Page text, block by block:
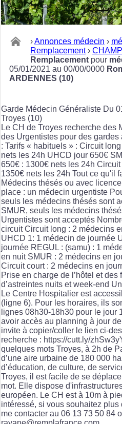
›Annonces médecin ›
Remplacement ›
Remplacement pour
05/01/2021 au 00/00/0000
ARDENNES (10)
Garde Médecin Généraliste Du
Troyes (10)
Le CH de Troyes recherche des
des Urgentistes pour des
: Tarifs « habituels » : Circuit
nets les 24h UHCD jour 650€
650€ : 1300€ nets les 24h
1350€ nets les 24h Tout ce qu'il
Médecins thésés ou avec
place : un médecin urgentiste
seuls les médecins thésés sont
SMUR, seuls les médecins
Urgentistes sont acceptés
circuit Circuit long : 2 médecins
UHCD 1: 1 médecin de journée
journée REGUL : (samu) : 1
en nuit SMUR : 2 médecins en
Circuit court : 2 médecins en
Prise en charge de l’hôtel et
d’astreintes nuits et week-end
Le Centre Hospitalier est
(ligne 6). Pour les horaires, ils
lignes 08h30-18h30 pour le jour
avoir accès au planning à jour
invite à copier/coller le lien ci-
recherche : https://cutt.ly/
quelques mots Troyes, à 2h de
d’une aire urbaine de 180 000
d’éducation, de culture, de
Troyes, il est facile de se
mot. Elle dispose
européen. Le CH est à 10m à
intéressé, si vous souhaitez
me contacter au 06 13 73 50 84